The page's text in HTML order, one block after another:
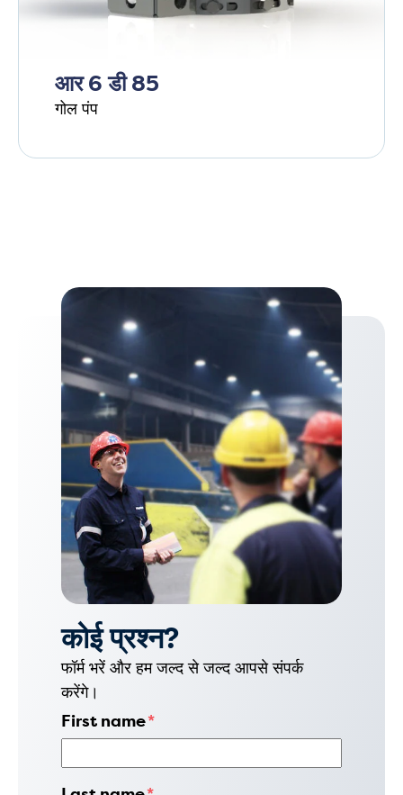
आर 6 डी 85
गोल पंप
कोई प्रश्न?
फॉर्म भरें और हम जल्द से जल्द आपसे संपर्क
करेंगे।
First name*